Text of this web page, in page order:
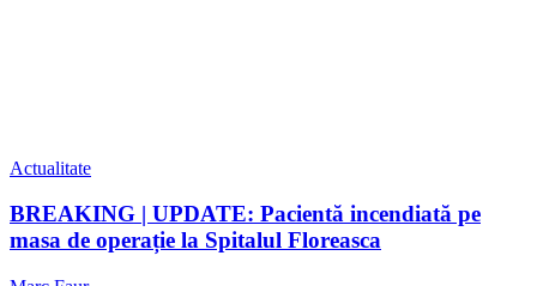
Actualitate
BREAKING | UPDATE: Pacientă incendiată pe
masa de operație la Spitalul Floreasca